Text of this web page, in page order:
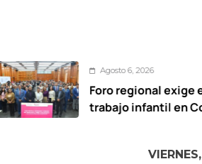
Agosto 6, 2026
Foro regional exige erradicación del
trabajo infantil en Congreso Edomex